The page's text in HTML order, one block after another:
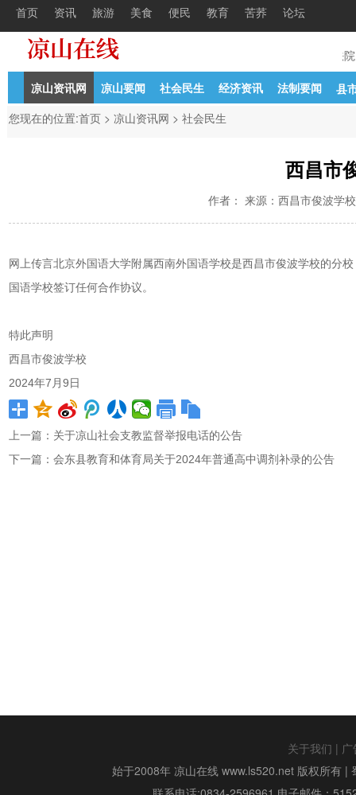
首页 资讯 旅游 美食 便民 教育 苦荞 论坛
中共凉山州委组织部凉山州人力资源 西昌市人民法
凉山资讯网 凉山要闻 社会民生 经济资讯 法制要闻
县
您现在的位置:首页 > 凉山资讯网 > 社会民生
西昌市
作者： 来源：西昌市俊波学
网上传言北京外国语大学附属西南外国语学校是西昌市俊波学校的分
国语学校签订任何合作协议。
特此声明
西昌市俊波学校
2024年7月9日
上一篇： 关于凉山社会支教监督举报电话的公告
下一篇： 会东县教育和体育局关于2024年普通高中调剂补录的公告
关于我们 |
始于2008年 凉山在线 www.ls520.net 版权所有